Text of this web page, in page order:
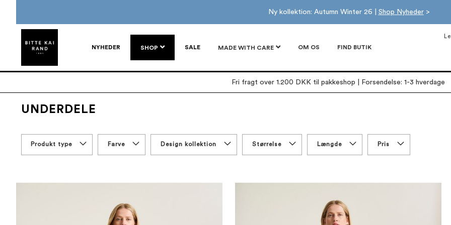
Ny kollektion: Autumn Winter 26 | Shop Nyheder>
NYHEDER SHOP SALE MADE WITH CARE OM OS FIND BUTIK
Fri fragt over 1.200 DKK til pakkeshop | Forsendelse: 1-3 hverdage
UNDERDELE
Produkt type Farve Design kollektion Størrelse Længde Pris